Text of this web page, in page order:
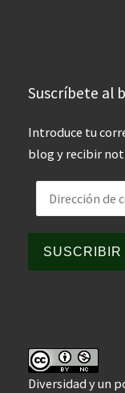
Suscríbete al
Introduce tu
blog y recibir
Dirección de
SUSCRIBIR
Diversidad y un